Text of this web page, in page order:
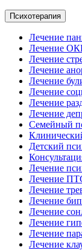
Психотерапия
Лечение
Лечение
Лечение
Лечение
Лечение
Лечение
Лечение
Лечение
Семейный
Детский
Лечение
Лечение
Лечение
Лечение
Лечение
Лечение
Лечение
Лечение